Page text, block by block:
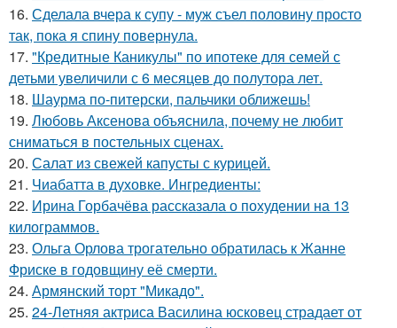
16. Сделала вчера к супу - муж съел половину просто
так, пока я спину повернула.
17. "Кредитные Каникулы" по ипотеке для семей с
детьми увеличили с 6 месяцев до полутора лет.
18. Шаурма по-питерски, пальчики оближешь!
19. Любовь Аксенова объяснила, почему не любит
сниматься в постельных сценах.
20. Салат из свежей капусты с курицей.
21. Чиабатта в духовке. Ингредиенты:
22. Ирина Горбачёва рассказала о похудении на 13
килограммов.
23. Ольга Орлова трогательно обратилась к Жанне
Фриске в годовщину её смерти.
24. Армянский торт "Микадо".
25. 24-Летняя актриса Василина юсковец страдает от